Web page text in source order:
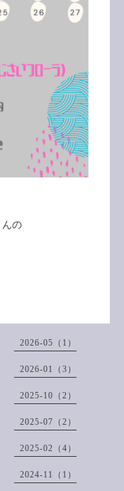
の
2026-05（1）
2026-01（3）
2025-10（2）
2025-07（2）
2025-02（4）
2024-11（1）